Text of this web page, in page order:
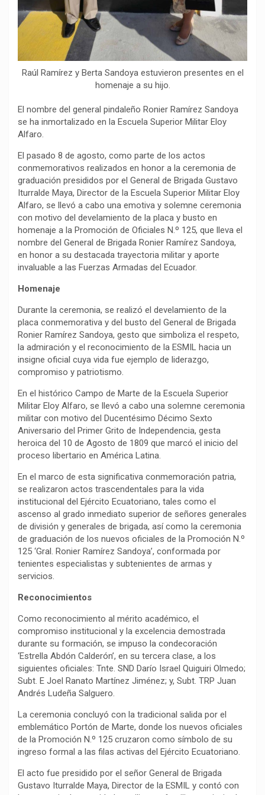
Raúl Ramírez y Berta Sandoya estuvieron presentes en el
homenaje a su hijo.
El nombre del general pindaleño Ronier Ramírez Sandoya
se ha inmortalizado en la Escuela Superior Militar Eloy
Alfaro.
El pasado 8 de agosto, como parte de los actos
conmemorativos realizados en honor a la ceremonia de
graduación presididos por el General de Brigada Gustavo
Iturralde Maya, Director de la Escuela Superior Militar Eloy
Alfaro, se llevó a cabo una emotiva y solemne ceremonia
con motivo del develamiento de la placa y busto en
homenaje a la Promoción de Oficiales N.º 125, que lleva el
nombre del General de Brigada Ronier Ramírez Sandoya,
en honor a su destacada trayectoria militar y aporte
invaluable a las Fuerzas Armadas del Ecuador.
Homenaje
Durante la ceremonia, se realizó el develamiento de la
placa conmemorativa y del busto del General de Brigada
Ronier Ramírez Sandoya, gesto que simboliza el respeto,
la admiración y el reconocimiento de la ESMIL hacia un
insigne oficial cuya vida fue ejemplo de liderazgo,
compromiso y patriotismo.
En el histórico Campo de Marte de la Escuela Superior
Militar Eloy Alfaro, se llevó a cabo una solemne ceremonia
militar con motivo del Ducentésimo Décimo Sexto
Aniversario del Primer Grito de Independencia, gesta
heroica del 10 de Agosto de 1809 que marcó el inicio del
proceso libertario en América Latina.
En el marco de esta significativa conmemoración patria,
se realizaron actos trascendentales para la vida
institucional del Ejército Ecuatoriano, tales como el
ascenso al grado inmediato superior de señores generales
de división y generales de brigada, así como la ceremonia
de graduación de los nuevos oficiales de la Promoción N.º
125 ‘Gral. Ronier Ramírez Sandoya’, conformada por
tenientes especialistas y subtenientes de armas y
servicios.
Reconocimientos
Como reconocimiento al mérito académico, el
compromiso institucional y la excelencia demostrada
durante su formación, se impuso la condecoración
‘Estrella Abdón Calderón’, en su tercera clase, a los
siguientes oficiales: Tnte. SND Darío Israel Quiguiri Olmedo;
Subt. E Joel Ranato Martínez Jiménez; y, Subt. TRP Juan
Andrés Ludeña Salguero.
La ceremonia concluyó con la tradicional salida por el
emblemático Portón de Marte, donde los nuevos oficiales
de la Promoción N.º 125 cruzaron como símbolo de su
ingreso formal a las filas activas del Ejército Ecuatoriano.
El acto fue presidido por el señor General de Brigada
Gustavo Iturralde Maya, Director de la ESMIL y contó con